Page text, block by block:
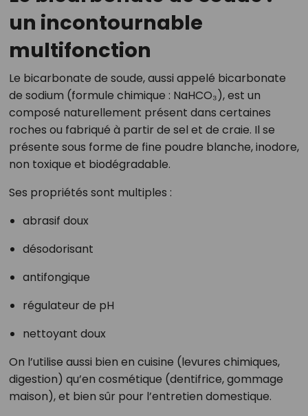
un incontournable
multifonction
Le bicarbonate de soude, aussi appelé bicarbonate
de sodium (formule chimique : NaHCO₃), est un
composé naturellement présent dans certaines
roches ou fabriqué à partir de sel et de craie. Il se
présente sous forme de fine poudre blanche, inodore,
non toxique et biodégradable.
Ses propriétés sont multiples :
abrasif doux
désodorisant
antifongique
régulateur de pH
nettoyant doux
On l’utilise aussi bien en cuisine (levures chimiques,
digestion) qu’en cosmétique (dentifrice, gommage
maison), et bien sûr pour l’entretien domestique.